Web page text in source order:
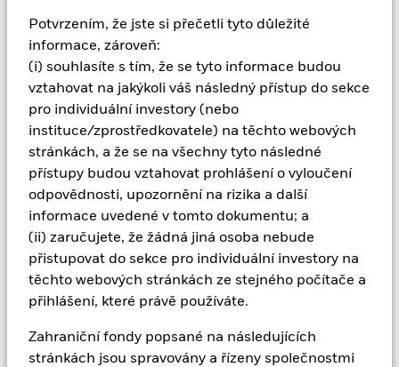
Potvrzením, že jste si přečetli tyto důležité
informace, zároveň:
(i) souhlasíte s tím, že se tyto informace budou
vztahovat na jakýkoli váš následný přístup do sekce
pro individuální investory (nebo
instituce/zprostředkovatele) na těchto webových
stránkách, a že se na všechny tyto následné
přístupy budou vztahovat prohlášení o vyloučení
odpovědnosti, upozornění na rizika a další
informace uvedené v tomto dokumentu; a
(ii) zaručujete, že žádná jiná osoba nebude
přistupovat do sekce pro individuální investory na
těchto webových stránkách ze stejného počítače a
přihlášení, které právě používáte.
Zahraniční fondy popsané na následujících
stránkách jsou spravovány a řízeny společnostmi
výnosových cenných papírů. Snížení potenciálního nebo
aktuálního úvěrového ohodnocení může snížit úroveň rizika.
Deriváty mohou být velmi citlivé na změny hodnoty aktiva, na
kterém jsou založeny, a mohou zvyšovat ztráty i zisky a
způsobovat větší kolísání hodnoty fondu. Dopad může být
výraznější tam, kde se deriváty využívají ve velké míře nebo
komplexně. Fond se snaží vylučovat společnosti, které se
zapojují do určitých činností, jež nejsou v souladu s kritérii
ESG. Investoři by proto před investováním do Fondu měli
učinit osobní etické zhodnocení principů výběru dle kritérií
ESG. Takový výběr dle kritérií ESG může mít na hodnotu
investic do Fondu – ve srovnání s fondem bez takového
výběru – negativní dopad.
Všechny měnově zajištěné třídy akcií tohoto fondu používají k
zajištění měnového rizika deriváty. Použití derivátů pro určitou
třídu akcií by mohlo představovat potenciální riziko nákazy
Správcovská společnost fondu zajistí, aby byly zavedeny
vhodné postupy k minimalizaci rizika nákazy jiné třídy akcií.